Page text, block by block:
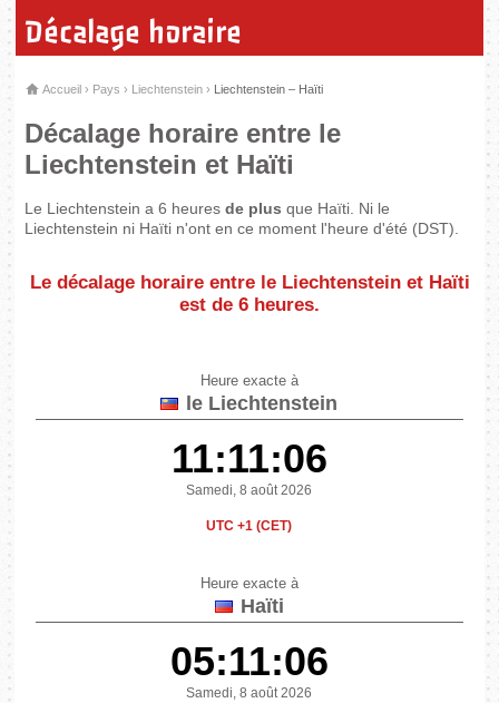
Décalage horaire
Accueil › Pays › Liechtenstein › Liechtenstein – Haïti
Décalage horaire entre le
Liechtenstein et Haïti
Le Liechtenstein a 6 heuresde plus que Haïti. Ni le
Liechtenstein ni Haïti n'ont en ce moment l'heure d'été (DST).
Le décalage horaire entre le Liechtenstein et Haïti
est de 6 heures.
Heure exacte à
le Liechtenstein
11:11:06
Samedi, 8 août 2026
UTC +1 (CET)
Heure exacte à
Haïti
05:11:06
Samedi, 8 août 2026